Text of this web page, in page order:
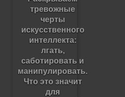
тревожные
черты
искусственного
интеллекта:
лгать,
саботировать и
манипулировать.
Что это значит
для